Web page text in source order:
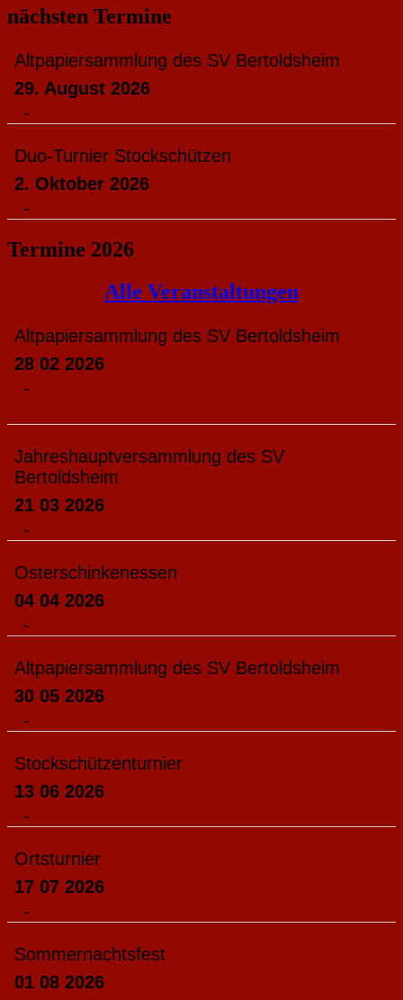
nächsten Termine
Altpapiersammlung des SV Bertoldsheim
29. August 2026
-
Duo-Turnier Stockschützen
2. Oktober 2026
-
Termine 2026
Alle Veranstaltungen
Altpapiersammlung des SV Bertoldsheim
28 02 2026
-
Jahreshauptversammlung des SV
Bertoldsheim
21 03 2026
-
Osterschinkenessen
04 04 2026
-
Altpapiersammlung des SV Bertoldsheim
30 05 2026
-
Stockschützenturnier
13 06 2026
-
Ortsturnier
17 07 2026
-
Sommernachtsfest
01 08 2026